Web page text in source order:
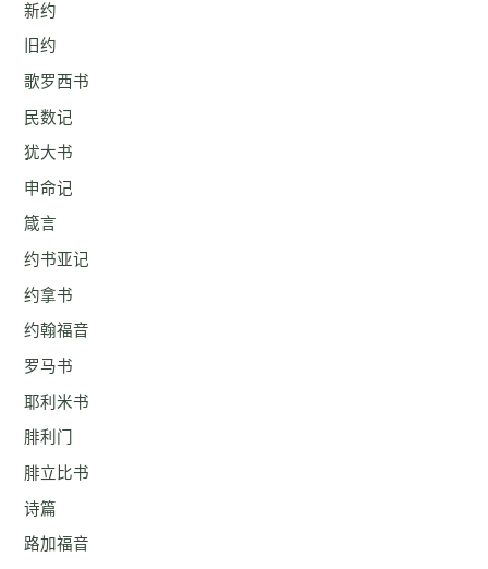
新约
旧约
歌罗西书
民数记
犹大书
申命记
箴言
约书亚记
约拿书
约翰福音
罗马书
耶利米书
腓利门
腓立比书
诗篇
路加福音